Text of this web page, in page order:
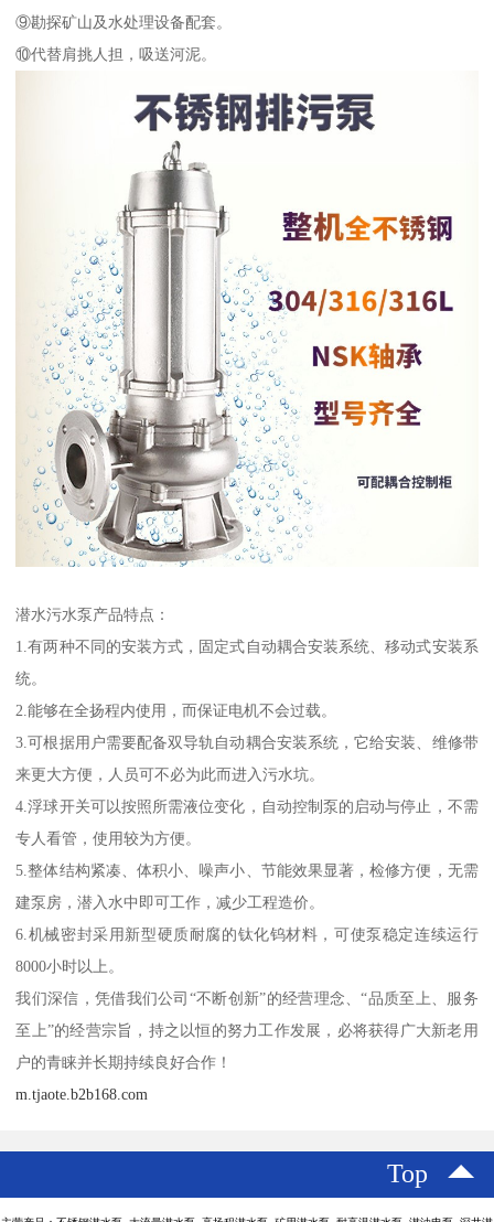
⑨勘探矿山及水处理设备配套。
⑩代替肩挑人担，吸送河泥。
潜水污水泵产品特点：
1.有两种不同的安装方式，固定式自动耦合安装系统、移动式安装系
统。
2.能够在全扬程内使用，而保证电机不会过载。
3.可根据用户需要配备双导轨自动耦合安装系统，它给安装、维修带
来更大方便，人员可不必为此而进入污水坑。
4.浮球开关可以按照所需液位变化，自动控制泵的启动与停止，不需
专人看管，使用较为方便。
5.整体结构紧凑、体积小、噪声小、节能效果显著，检修方便，无需
建泵房，潜入水中即可工作，减少工程造价。
6.机械密封采用新型硬质耐腐的钛化钨材料，可使泵稳定连续运行
8000小时以上。
我们深信，凭借我们公司“不断创新”的经营理念、“品质至上、服务
至上”的经营宗旨，持之以恒的努力工作发展，必将获得广大新老用
户的青睐并长期持续良好合作！
m.tjaote.b2b168.com
Top